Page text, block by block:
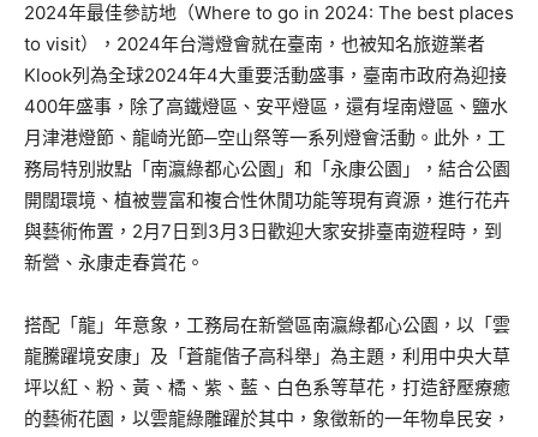
2024年最佳參訪地（Where to go in 2024: The best places
to visit），2024年台灣燈會就在臺南，也被知名旅遊業者
Klook列為全球2024年4大重要活動盛事，臺南市政府為迎接
400年盛事，除了高鐵燈區、安平燈區，還有埕南燈區、鹽水
月津港燈節、龍崎光節─空山祭等一系列燈會活動。此外，工
務局特別妝點「南瀛綠都心公園」和「永康公園」，結合公園
開闊環境、植被豐富和複合性休閒功能等現有資源，進行花卉
與藝術佈置，2月7日到3月3日歡迎大家安排臺南遊程時，到
新營、永康走春賞花。
搭配「龍」年意象，工務局在新營區南瀛綠都心公園，以「雲
龍騰躍境安康」及「蒼龍偕子高科舉」為主題，利用中央大草
坪以紅、粉、黃、橘、紫、藍、白色系等草花，打造舒壓療癒
的藝術花園，以雲龍綠雕躍於其中，象徵新的一年物阜民安，